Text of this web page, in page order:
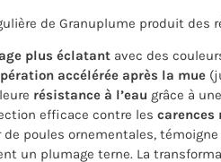
de Granuplume produit des
plus éclatant avec des
accélérée après la mue
résistance à l’eau grâce à
efficace contre les
de poules ornementales,
un plumage terne. La